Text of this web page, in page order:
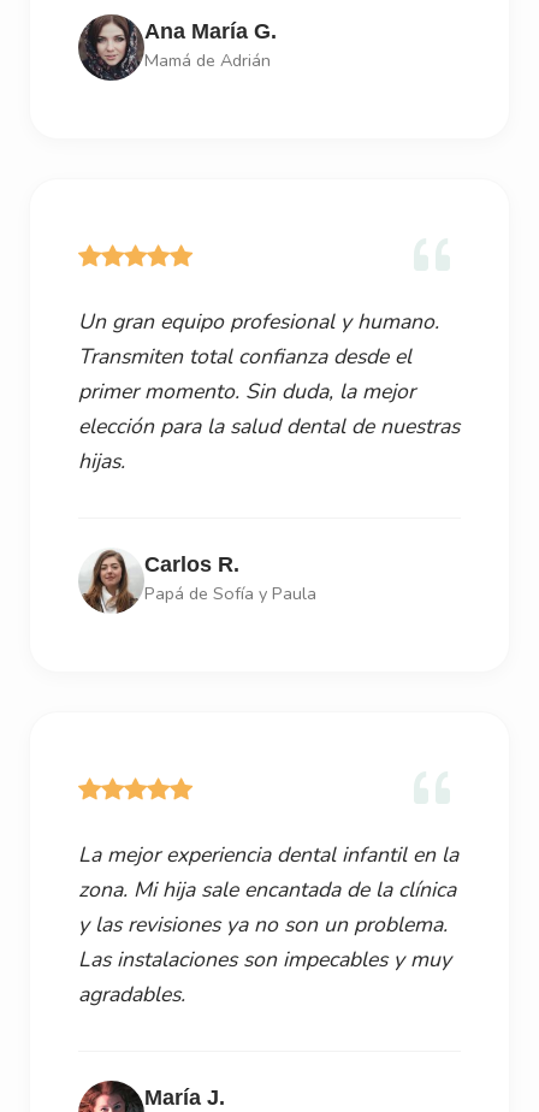
Ana María G.
Mamá de Adrián
Un gran equipo profesional y humano.
Transmiten total confianza desde el
primer momento. Sin duda, la mejor
elección para la salud dental de nuestras
hijas.
Carlos R.
Papá de Sofía y Paula
La mejor experiencia dental infantil en la
zona. Mi hija sale encantada de la clínica
y las revisiones ya no son un problema.
Las instalaciones son impecables y muy
agradables.
María J.